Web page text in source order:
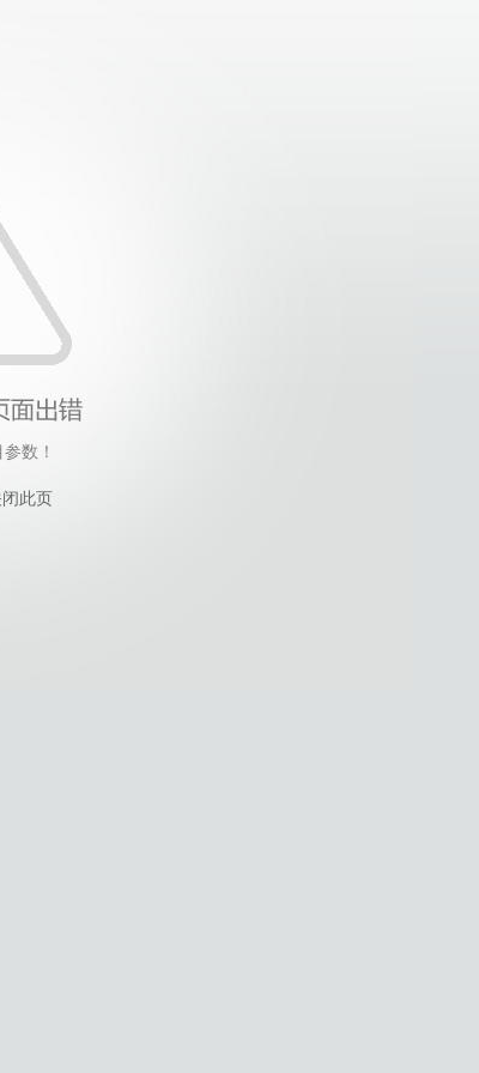
数！
闭此页